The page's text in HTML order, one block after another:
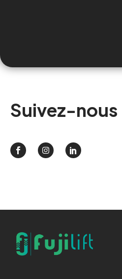
Suivez-nous